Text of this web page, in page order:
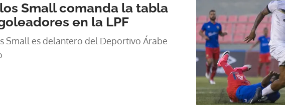
Small comanda la tabla
en la LPF
Small es delantero del Deportivo Árabe